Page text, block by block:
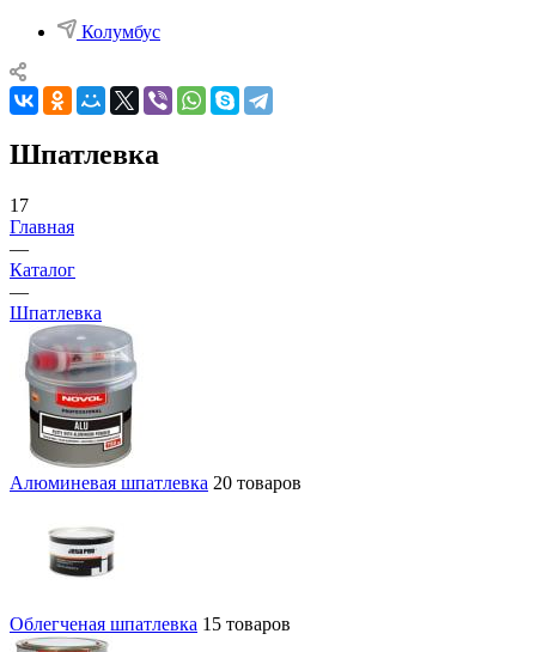
Колумбус
Шпатлевка
17
Главная
—
Каталог
—
Шпатлевка
Алюминевая шпатлевка 20 товаров
Облегченая шпатлевка 15 товаров